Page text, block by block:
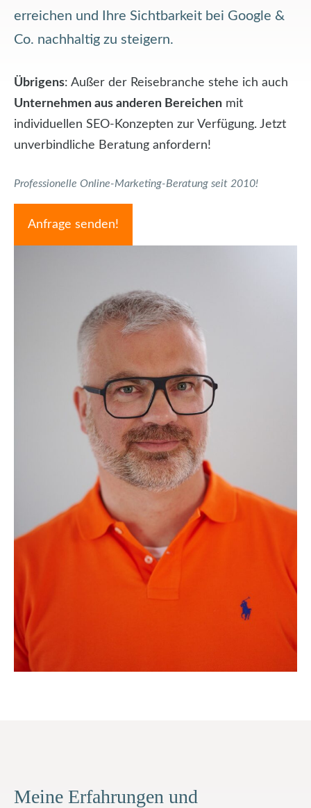
erreichen und Ihre Sichtbarkeit bei Google &
Co. nachhaltig zu steigern.
Übrigens: Außer der Reisebranche stehe ich auch
Unternehmen aus anderen Bereichen mit
individuellen SEO-Konzepten zur Verfügung. Jetzt
unverbindliche Beratung anfordern!
Professionelle Online-Marketing-Beratung seit 2010!
Anfrage senden!
Meine Erfahrungen und